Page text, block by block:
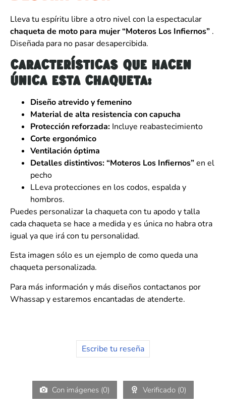
Lleva tu espíritu libre a otro nivel con la espectacular
chaqueta de moto para mujer “Moteros Los Infiernos” .
Diseñada para no pasar desapercibida.
Características que hacen
única esta chaqueta:
Diseño atrevido y femenino
Material de alta resistencia con capucha
Protección reforzada: Incluye reabastecimiento
Corte ergonómico
Ventilación óptima
Detalles distintivos:“Moteros Los Infiernos”en el
pecho
LLeva protecciones en los codos, espalda y
hombros.
Puedes personalizar la chaqueta con tu apodo y talla
cada chaqueta se hace a medida y es única no habra otra
igual ya que irá con tu personalidad.
Esta imagen sólo es un ejemplo de como queda una
chaqueta personalizada.
Para más información y más diseños contactanos por
Whassap y estaremos encantadas de atenderte.
Escribe tu reseña
Con imágenes (0) Verificado (0)